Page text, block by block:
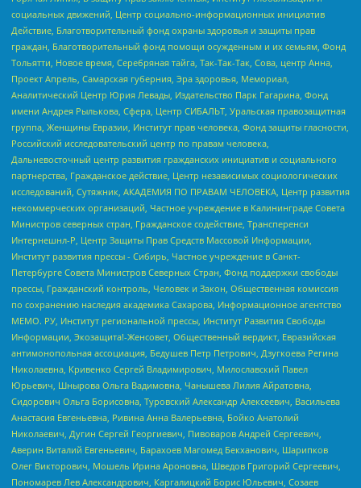
социальных движений, Центр социально-информационных инициатив
Действие, Благотворительный фонд охраны здоровья и защиты прав
граждан, Благотворительный фонд помощи осужденным и их семьям, Фонд
Тольятти, Новое время, Серебряная тайга, Так-Так-Так, Сова, центр Анна,
Проект Апрель, Самарская губерния, Эра здоровья, Мемориал,
Аналитический Центр Юрия Левады, Издательство Парк Гагарина, Фонд
имени Андрея Рылькова, Сфера, Центр СИБАЛЬТ, Уральская правозащитная
группа, Женщины Евразии, Институт прав человека, Фонд защиты гласности,
Российский исследовательский центр по правам человека,
Дальневосточный центр развития гражданских инициатив и социального
партнерства, Гражданское действие, Центр независимых социологических
исследований, Сутяжник, АКАДЕМИЯ ПО ПРАВАМ ЧЕЛОВЕКА, Центр развития
некоммерческих организаций, Частное учреждение в Калининграде Совета
Министров северных стран, Гражданское содействие, Трансперенси
Интернешнл-Р, Центр Защиты Прав Средств Массовой Информации,
Институт развития прессы - Сибирь, Частное учреждение в Санкт-
Петербурге Совета Министров Северных Стран, Фонд поддержки свободы
прессы, Гражданский контроль, Человек и Закон, Общественная комиссия
по сохранению наследия академика Сахарова, Информационное агентство
МЕМО. РУ, Институт региональной прессы, Институт Развития Свободы
Информации, Экозащита!-Женсовет, Общественный вердикт, Евразийская
антимонопольная ассоциация, Бедушев Петр Петрович, Дзугкоева Регина
Николаевна, Кривенко Сергей Владимирович, Милославский Павел
Юрьевич, Шнырова Ольга Вадимовна, Чанышева Лилия Айратовна,
Сидорович Ольга Борисовна, Туровский Александр Алексеевич, Васильева
Анастасия Евгеньевна, Ривина Анна Валерьевна, Бойко Анатолий
Николаевич, Дугин Сергей Георгиевич, Пивоваров Андрей Сергеевич,
Аверин Виталий Евгеньевич, Барахоев Магомед Бекханович, Шарипков
Олег Викторович, Мошель Ирина Ароновна, Шведов Григорий Сергеевич,
Пономарев Лев Александрович, Каргалицкий Борис Юльевич, Созаев